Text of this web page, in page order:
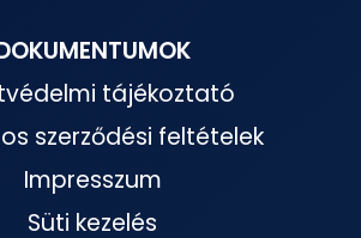
tájékoztató
szerződési feltételek
Impresszum
Süti kezelés